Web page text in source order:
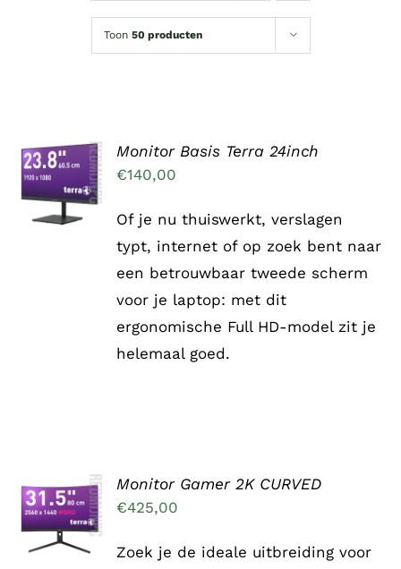
Toon 50 producten
TOEVOEGEN
AAN
WINKELWAGEN
DETAILS
Monitor Basis Terra 24inch
€140,00
Of je nu thuiswerkt, verslagen
typt, internet of op zoek bent naar
een betrouwbaar tweede scherm
voor je laptop: met dit
ergonomische Full HD-model zit je
helemaal goed.
TOEVOEGEN
AAN
WINKELWAGEN
/
DETAILS
Monitor Gamer 2K CURVED
€425,00
Zoek je de ideale uitbreiding voor